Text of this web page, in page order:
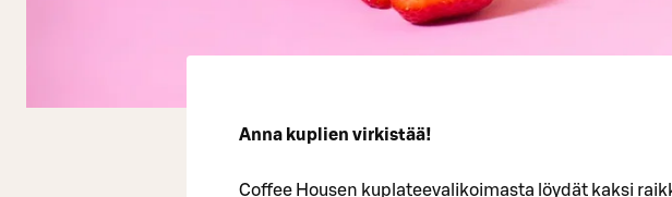
Anna kuplien virkistää!
Coffee Housen kuplateevalikoimasta löydät kaksi